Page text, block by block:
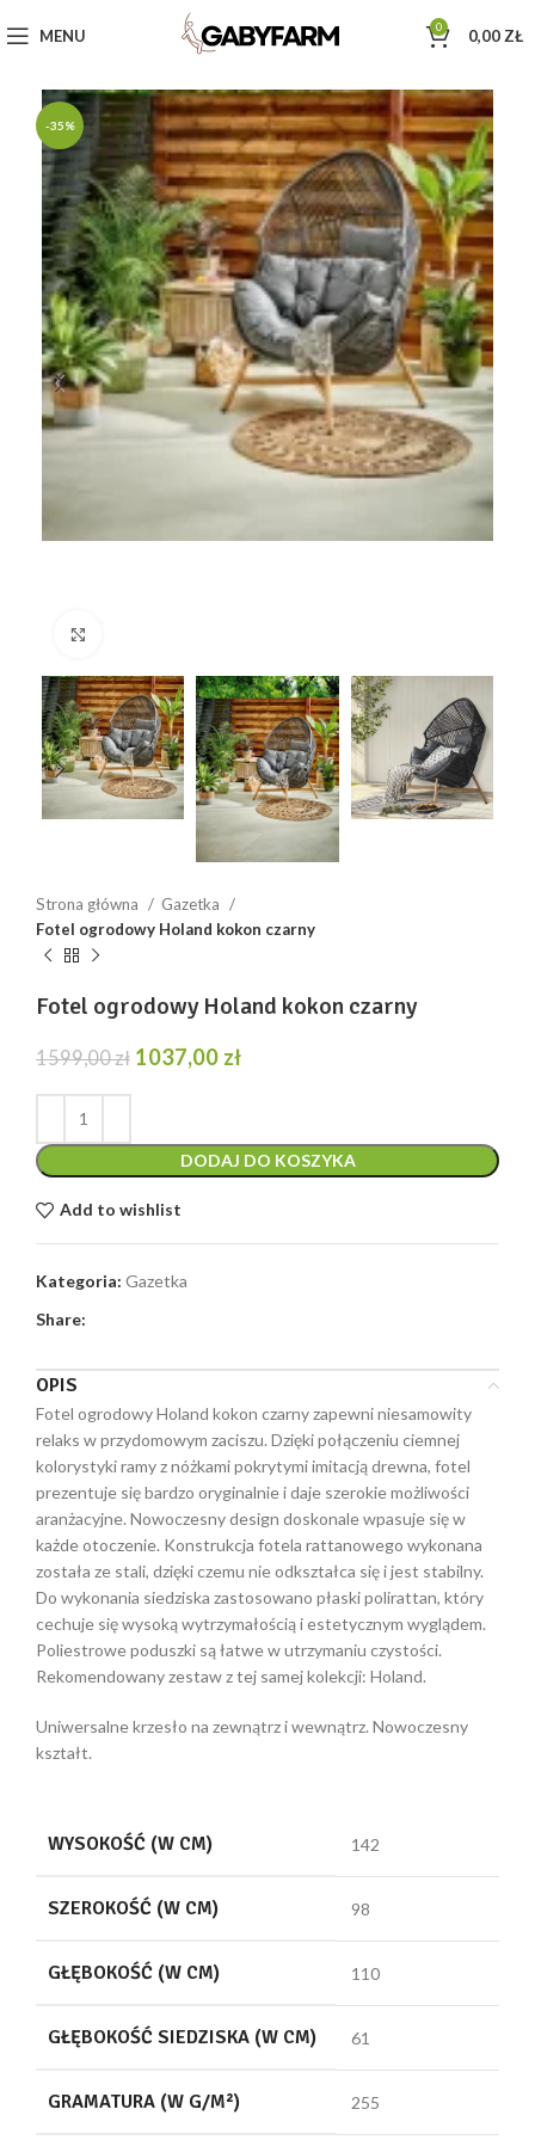
MENU 0 0,00 ZŁ
-35%
Strona główna
Gazetka
Fotel ogrodowy Holand kokon czarny
Fotel ogrodowy Holand kokon czarny
1599,00zł Pierwotna
1037,00 złAktualna
DODAJ DO KOSZYKA
Add to wishlist
Kategoria: Gazetka
Share:
OPIS
Fotel ogrodowy Holand kokon czarny zapewni niesamowity
relaks w przydomowym zaciszu. Dzięki połączeniu ciemnej
kolorystyki ramy z nóżkami pokrytymi imitacją drewna, fotel
prezentuje się bardzo oryginalnie i daje szerokie możliwości
aranżacyjne. Nowoczesny design doskonale wpasuje się w
każde otoczenie. Konstrukcja fotela rattanowego wykonana
została ze stali, dzięki czemu nie odkształca się i jest stabilny.
Do wykonania siedziska zastosowano płaski polirattan, który
cechuje się wysoką wytrzymałością i estetycznym wyglądem.
Poliestrowe poduszki są łatwe w utrzymaniu czystości.
Rekomendowany zestaw z tej samej kolekcji: Holand.
Uniwersalne krzesło na zewnątrz i wewnątrz. Nowoczesny
kształt.
WYSOKOŚĆ (W CM) 142
SZEROKOŚĆ (W CM) 98
GŁĘBOKOŚĆ (W CM) 110
GŁĘBOKOŚĆ SIEDZISKA (W CM) 61
GRAMATURA (W G/M²) 255